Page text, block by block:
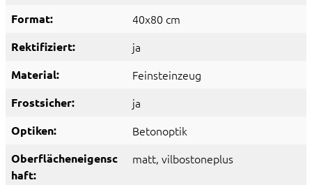
Format: 40x80 cm
Rektifiziert: ja
Material: Feinsteinzeug
Frostsicher: ja
Optiken: Betonoptik
Oberflächeneigensc
haft:
matt, vilbostoneplus